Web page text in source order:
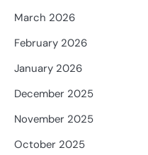
March 2026
February 2026
January 2026
December 2025
November 2025
October 2025